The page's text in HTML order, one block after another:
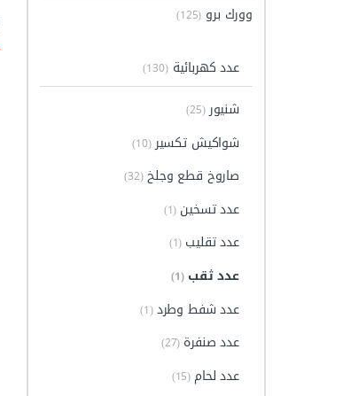
وورك برو (125)
عدد كهربائية(130)
شنيور(25)
شواكيش تكسير(10)
صاروخ قطع وجلخ(32)
عدد تسخين (1)
عدد تقليب (1)
عدد ثقب (1)
عدد شفط وطرد(1)
عدد صنفرة (27)
عدد لحام (15)